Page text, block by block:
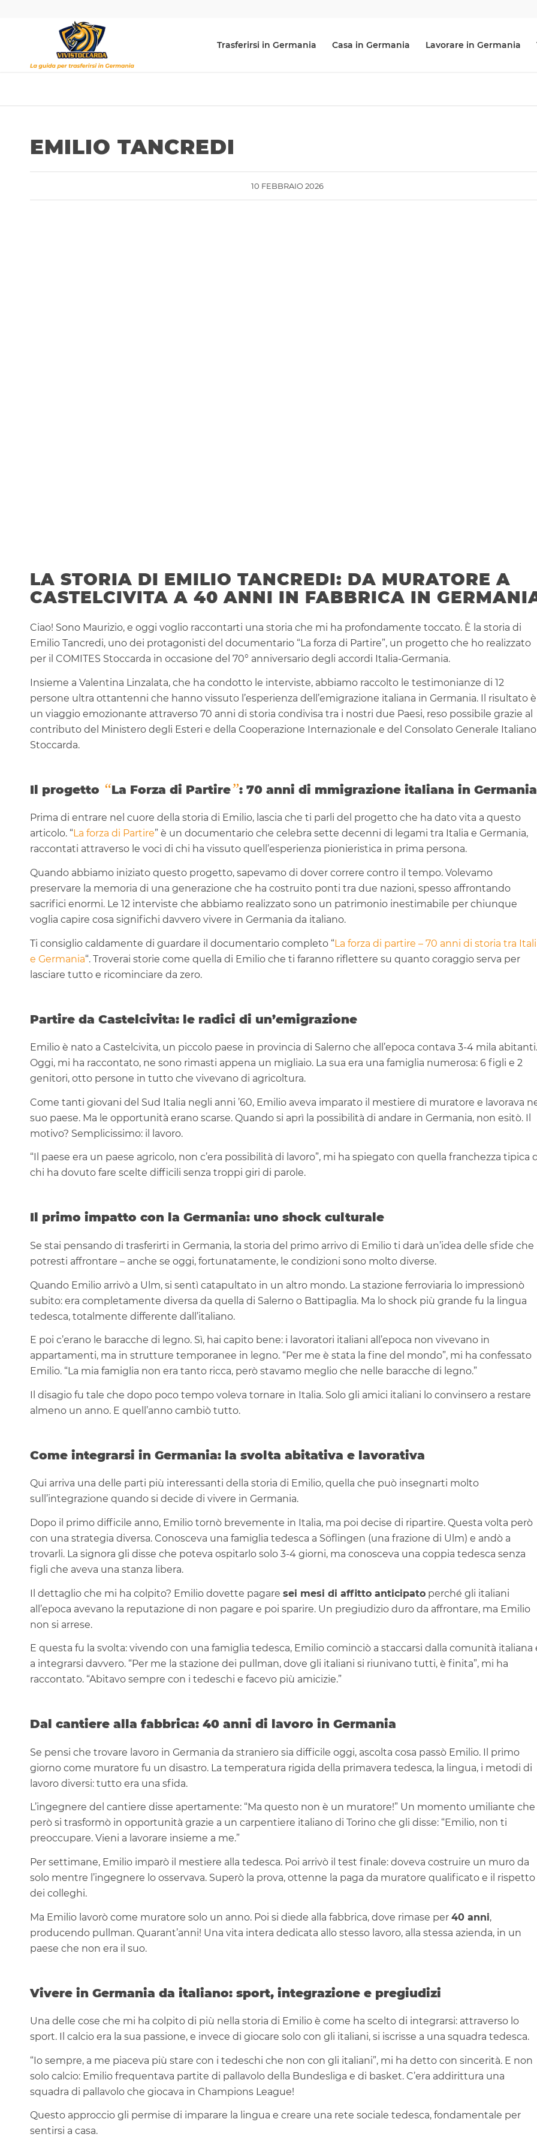
Trasferirsi in Germania Casa in Germania Lavorare in Germania
EMILIO TANCREDI
10 FEBBRAIO 2026
LA STORIA DI EMILIO TANCREDI: DA MURATORE A
CASTELCIVITA A 40 ANNI IN FABBRICA IN
Ciao! Sono Maurizio, e oggi voglio raccontarti una storia che mi ha profondamente toccato. È la storia di
Emilio Tancredi, uno dei protagonisti del documentario “La forza di Partire”, un progetto che ho realizzato
per il COMITES Stoccarda in occasione del 70° anniversario degli accordi Italia-Germania.
Insieme a Valentina Linzalata, che ha condotto le interviste, abbiamo raccolto le testimonianze di 12
persone ultra ottantenni che hanno vissuto l’esperienza dell’emigrazione italiana in Germania. Il risultato è
un viaggio emozionante attraverso 70 anni di storia condivisa tra i nostri due Paesi, reso possibile grazie al
contributo del Ministero degli Esteri e della Cooperazione Internazionale e del Consolato Generale
Stoccarda.
Il progetto “La Forza di Partire”: 70 anni di mmigrazione italiana in Germania
Prima di entrare nel cuore della storia di Emilio, lascia che ti parli del progetto che ha dato vita a questo
articolo. “ La forza di Partire” è un documentario che celebra sette decenni di legami tra Italia e Germania,
raccontati attraverso le voci di chi ha vissuto quell’esperienza pionieristica in prima persona.
Quando abbiamo iniziato questo progetto, sapevamo di dover correre contro il tempo. Volevamo
preservare la memoria di una generazione che ha costruito ponti tra due nazioni, spesso affrontando
sacrifici enormi. Le 12 interviste che abbiamo realizzato sono un patrimonio inestimabile per chiunque
voglia capire cosa significhi davvero vivere in Germania da italiano.
Ti consiglio caldamente di guardare il documentario completo “La forza di partire – 70 anni di storia tra
e Germania“. Troverai storie come quella di Emilio che ti faranno riflettere su quanto coraggio serva per
lasciare tutto e ricominciare da zero.
Partire da Castelcivita: le radici di un’emigrazione
Emilio è nato a Castelcivita, un piccolo paese in provincia di Salerno che all’epoca contava 3-4 mila abitanti.
Oggi, mi ha raccontato, ne sono rimasti appena un migliaio. La sua era una famiglia numerosa: 6 figli e 2
genitori, otto persone in tutto che vivevano di agricoltura.
Come tanti giovani del Sud Italia negli anni ’60, Emilio aveva imparato il mestiere di muratore e lavorava
suo paese. Ma le opportunità erano scarse. Quando si aprì la possibilità di andare in Germania, non esitò. Il
motivo? Semplicissimo: il lavoro.
“Il paese era un paese agricolo, non c’era possibilità di lavoro”, mi ha spiegato con quella franchezza tipica
chi ha dovuto fare scelte difficili senza troppi giri di parole.
Il primo impatto con la Germania: uno shock culturale
Se stai pensando di trasferirti in Germania, la storia del primo arrivo di Emilio ti darà un’idea delle sfide che
potresti affrontare – anche se oggi, fortunatamente, le condizioni sono molto diverse.
Quando Emilio arrivò a Ulm, si sentì catapultato in un altro mondo. La stazione ferroviaria lo impressionò
subito: era completamente diversa da quella di Salerno o Battipaglia. Ma lo shock più grande fu la lingua
tedesca, totalmente differente dall’italiano.
E poi c’erano le baracche di legno. Sì, hai capito bene: i lavoratori italiani all’epoca non vivevano in
appartamenti, ma in strutture temporanee in legno. “Per me è stata la fine del mondo”, mi ha confessato
Emilio. “La mia famiglia non era tanto ricca, però stavamo meglio che nelle baracche di legno.”
Il disagio fu tale che dopo poco tempo voleva tornare in Italia. Solo gli amici italiani lo convinsero a restare
almeno un anno. E quell’anno cambiò tutto.
Come integrarsi in Germania: la svolta abitativa e lavorativa
Qui arriva una delle parti più interessanti della storia di Emilio, quella che può insegnarti molto
sull’integrazione quando si decide di vivere in Germania.
Dopo il primo difficile anno, Emilio tornò brevemente in Italia, ma poi decise di ripartire. Questa volta però
con una strategia diversa. Conosceva una famiglia tedesca a Söflingen (una frazione di Ulm) e andò a
trovarli. La signora gli disse che poteva ospitarlo solo 3-4 giorni, ma conosceva una coppia tedesca senza
figli che aveva una stanza libera.
Il dettaglio che mi ha colpito? Emilio dovette pagare sei mesi di affitto anticipato perché gli italiani
all’epoca avevano la reputazione di non pagare e poi sparire. Un pregiudizio duro da affrontare, ma Emilio
non si arrese.
E questa fu la svolta: vivendo con una famiglia tedesca, Emilio cominciò a staccarsi dalla comunità italiana
a integrarsi davvero. “Per me la stazione dei pullman, dove gli italiani si riunivano tutti, è finita”, mi ha
raccontato. “Abitavo sempre con i tedeschi e facevo più amicizie.”
Dal cantiere alla fabbrica: 40 anni di lavoro in Germania
Se pensi che trovare lavoro in Germania da straniero sia difficile oggi, ascolta cosa passò Emilio. Il primo
giorno come muratore fu un disastro. La temperatura rigida della primavera tedesca, la lingua, i metodi di
lavoro diversi: tutto era una sfida.
L’ingegnere del cantiere disse apertamente: “Ma questo non è un muratore!” Un momento umiliante che
però si trasformò in opportunità grazie a un carpentiere italiano di Torino che gli disse: “Emilio, non ti
preoccupare. Vieni a lavorare insieme a me.”
Per settimane, Emilio imparò il mestiere alla tedesca. Poi arrivò il test finale: doveva costruire un muro da
solo mentre l’ingegnere lo osservava. Superò la prova, ottenne la paga da muratore qualificato e il rispetto
dei colleghi.
Ma Emilio lavorò come muratore solo un anno. Poi si diede alla fabbrica, dove rimase per 40 anni,
producendo pullman. Quarant’anni! Una vita intera dedicata allo stesso lavoro, alla stessa azienda, in un
paese che non era il suo.
Vivere in Germania da italiano: sport, integrazione e pregiudizi
Una delle cose che mi ha colpito di più nella storia di Emilio è come ha scelto di integrarsi: attraverso lo
sport. Il calcio era la sua passione, e invece di giocare solo con gli italiani, si iscrisse a una squadra tedesca.
“Io sempre, a me piaceva più stare con i tedeschi che non con gli italiani”, mi ha detto con sincerità. E non
solo calcio: Emilio frequentava partite di pallavolo della Bundesliga e di basket. C’era addirittura una
squadra di pallavolo che giocava in Champions League!
Questo approccio gli permise di imparare la lingua e creare una rete sociale tedesca, fondamentale per
sentirsi a casa.